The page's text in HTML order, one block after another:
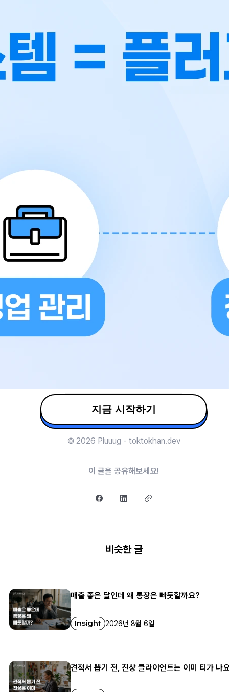
지금 시작하기
© 2026 Pluuug - toktokhan.dev
이 글을 공유해보세요!
비슷한 글
매출 좋은 달인데 왜 통장은 빠듯할까요?
Insight 2026년 8월 6일
견적서 뽑기 전, 진상 클라이언트는 이미 티가 나